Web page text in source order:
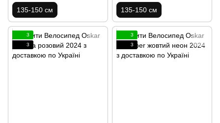
135-150 см 135-150 см
3
3
3
3